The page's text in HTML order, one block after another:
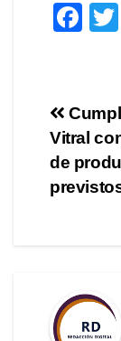
F
e
b
o
o
de
Vitral
de